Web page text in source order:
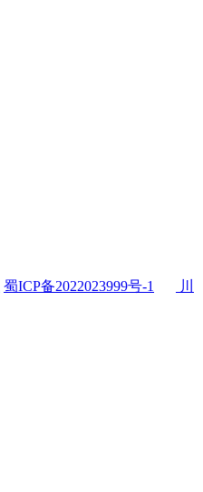
蜀ICP备2022023999号-1
川